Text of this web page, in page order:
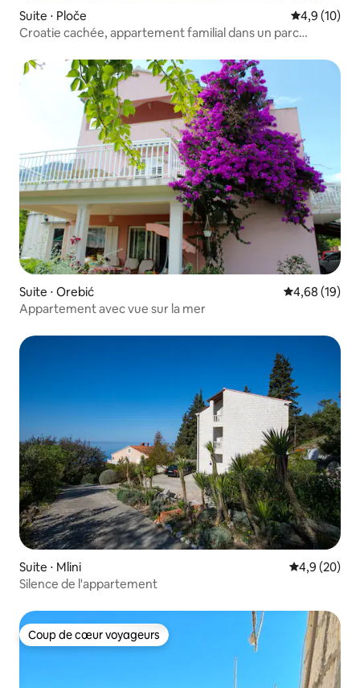
Suite ⋅ Ploče Évaluation
4,9 (10)
Croatie cachée, appartement familial dans un parc
Suite ⋅ Orebić Évaluation
4,68 (19)
Appartement avec vue sur la mer
Suite ⋅ Mlini Évaluation
4,9 (20)
Silence de l'appartement
Coup de cœur voyageurs
Coup de cœur voyageurs